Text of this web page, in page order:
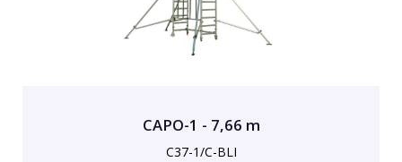
CAPO-1 - 7,66 m
C37-1/C-BLI